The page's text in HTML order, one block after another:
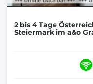
2 bis 4 Tage
Steiermark im a&o